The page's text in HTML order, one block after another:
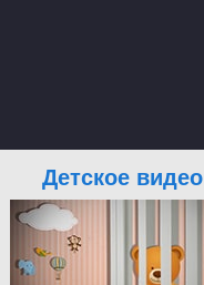
Детское видео